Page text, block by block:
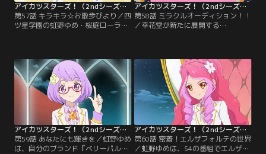
アイカツスターズ！（2ndシーズン） 第057話
第57話 キラキラ☆お散歩びより／四
ツ星学園の虹野ゆめ・桜庭ローラ
月ツバサがプロデュースするイベン
トが開催される予定だったのだが、
突如、緊急事態が発生して--！【提
供：バンダイチャンネル】
アイカツスターズ！（2ndシーズン） 第058話
第58話 ミラクルオーディション！！
／幸花堂が新たに展開する
するという。それに対して、四ツ星
学園代表として出場するのは虹野ゆ
めと白銀リリィ。いま明かされ
る、“パーフェクトエルザ”の実力と
は--！？【提供：バンダイチャンネ
ル】
アイカツスターズ！（2ndシーズン） 第059話
第59話 あなたにも輝きを／虹野ゆめ
は、自分のブランド『ベリーパルフ
アイカツスターズ！（2ndシーズン） 第060話
第60話 密着！エルザフォルテの世界
／虹野ゆめは、S4の番組でエルザを